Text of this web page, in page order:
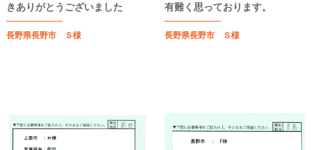
きありがとうございました
長野県長野市 Ｓ様
有難く思っております。
長野県長野市 Ｓ様